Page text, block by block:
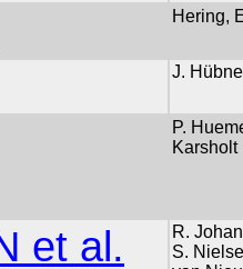
Hering,
J.
P.
Karsholt
et al.
R.
S.